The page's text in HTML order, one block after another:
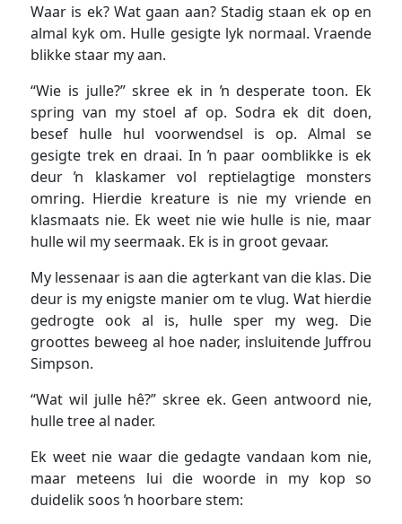
Waar is ek? Wat gaan aan? Stadig staan ek op en
almal kyk om. Hulle gesigte lyk normaal. Vraende
blikke staar my aan.
“Wie is julle?” skree ek in ŉ desperate toon. Ek
spring van my stoel af op. Sodra ek dit doen,
besef hulle hul voorwendsel is op. Almal se
gesigte trek en draai. In ŉ paar oomblikke is ek
deur ŉ klaskamer vol reptielagtige monsters
omring. Hierdie kreature is nie my vriende en
klasmaats nie. Ek weet nie wie hulle is nie, maar
hulle wil my seermaak. Ek is in groot gevaar.
My lessenaar is aan die agterkant van die klas. Die
deur is my enigste manier om te vlug. Wat hierdie
gedrogte ook al is, hulle sper my weg. Die
groottes beweeg al hoe nader, insluitende Juffrou
Simpson.
“Wat wil julle hê?” skree ek. Geen antwoord nie,
hulle tree al nader.
Ek weet nie waar die gedagte vandaan kom nie,
maar meteens lui die woorde in my kop so
duidelik soos ŉ hoorbare stem: